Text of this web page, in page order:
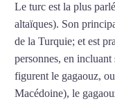
Le turc est la plus
altaïques). Son
de la Turquie; et est
personnes, en incluant
figurent le gagaouz,
Macédoine), le